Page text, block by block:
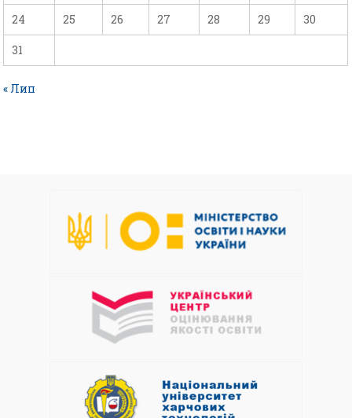
24 25 26 27 28 29 30
31
« Лип